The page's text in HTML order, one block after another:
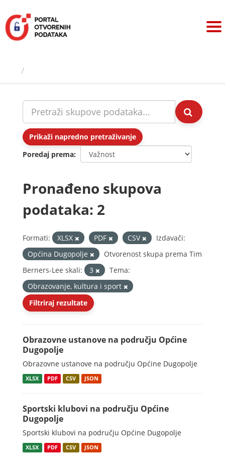
sadržaj
Prikaži napredno pretraživanje
Poredaj prema
Pronađeno skupova
podataka: 2
Formati: XLSX PDF CSV
Izdavači:
Općina Dugopolje
Otvorenost skupa prema Tim
Berners-Lee skali:
3
Tema:
Obrazovanje, kultura i sport
Filtriraj rezultate
Obrazovne ustanove na području Općine
Dugopolje
Obrazovne ustanove na području Općine Dugopolje
XLSX PDF CSV JSON
Sportski klubovi na području Općine
Dugopolje
Sportski klubovi na području Općine Dugopolje
XLSX PDF CSV JSON